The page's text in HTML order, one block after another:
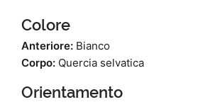
Colore
Anteriore: Bianco
Corpo: Quercia selvatica
Orientamento